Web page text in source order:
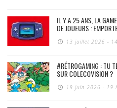
IL Y A 25 ANS, LA
DE JOUEURS :
13 juillet 2026 -
#RÉTROGAMING : TU
SUR COLECOVISION ?
19 juin 2026 - 19